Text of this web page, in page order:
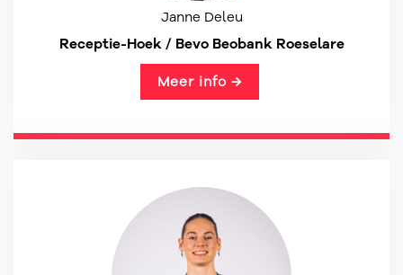
Janne Deleu
Receptie-Hoek / Bevo Beobank Roeselare
Meer info →